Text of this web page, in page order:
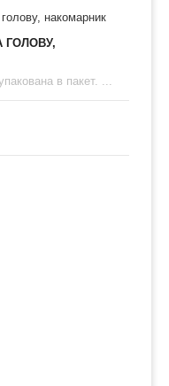
ГОЛОВУ,
в пакет. ...